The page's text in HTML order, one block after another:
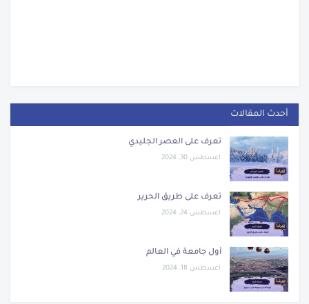
أحدث المقالات
تعرف على العصر الجليدي
اغسطس 30, 2024
تعرف على طريق الحرير
اغسطس 24, 2024
أول جامعة في العالم
اغسطس 18, 2024